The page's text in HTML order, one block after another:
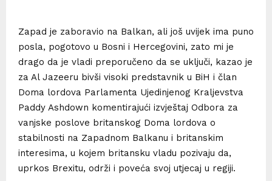
Zapad je zaboravio na Balkan, ali još uvijek ima puno
posla, pogotovo u Bosni i Hercegovini, zato mi je
drago da je vladi preporučeno da se uključi, kazao je
za Al Jazeeru bivši visoki predstavnik u BiH i član
Doma lordova Parlamenta Ujedinjenog Kraljevstva
Paddy Ashdown komentirajući izvještaj Odbora za
vanjske poslove britanskog Doma lordova o
stabilnosti na Zapadnom Balkanu i britanskim
interesima, u kojem britansku vladu pozivaju da,
uprkos Brexitu, održi i poveća svoj utjecaj u regiji.